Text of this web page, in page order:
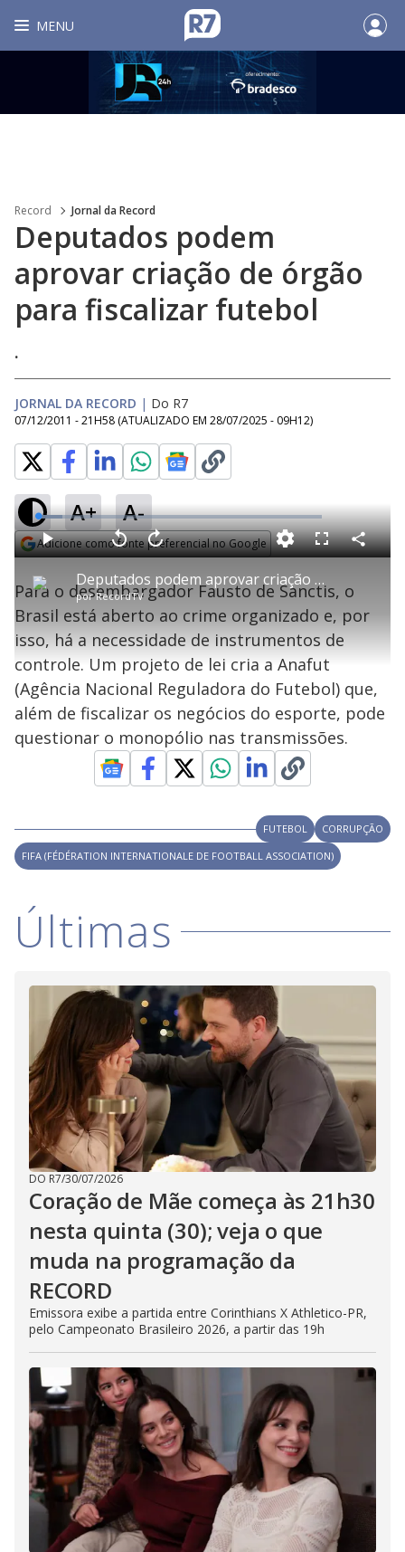
MENU
Record Jornal da Record
Deputados podem
aprovar criação de órgão
para fiscalizar futebol
.
JORNAL DA RECORD | Do R7
07/12/2011 - 21H58 (ATUALIZADO EM 28/07/2025 - 09H12)
A+ A-
Adicione como fonte preferencial no Google
P
l
a
y
V
i
d
e
o
Deputados podem aprovar criação de órgão para fiscalizar futebol
porRecordTV
P V
t
a
r
0
e
g
n
d
s
A
n
ç
a
1
s
e
u
n
d
L
o
a
d
e
9
%
F
l
s
c
e
n
C
o
i
l
Para o desembargador Fausto de Sanctis, o
Brasil está aberto ao crime organizado e, por
isso, há a necessidade de instrumentos de
controle. Um projeto de lei cria a Anafut
(Agência Nacional Reguladora do Futebol) que,
além de fiscalizar os negócios do esporte, pode
questionar o monopólio nas transmissões.
FUTEBOL
CORRUPÇÃO
FIFA (FÉDÉRATION INTERNATIONALE DE FOOTBALL ASSOCIATION)
Últimas
DO R7/30/07/2026
Coração de Mãe começa às 21h30
nesta quinta (30); veja o que
muda na programação da
RECORD
Emissora exibe a partida entre Corinthians X Athletico-PR,
pelo Campeonato Brasileiro 2026, a partir das 19h